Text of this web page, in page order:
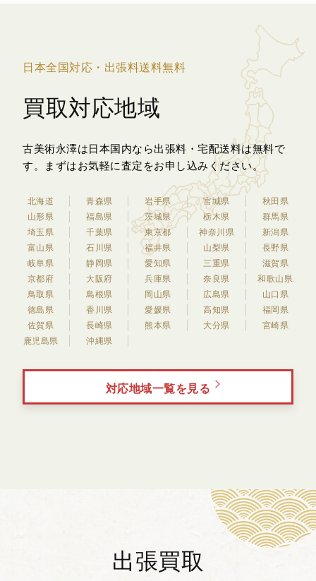
日本全国対応・出張料送料無料
買取対応地域
古美術永澤は日本国内なら出張料・宅配送料は無料で
す。
まずはお気軽に査定をお申し込みください。
北海道 青森県 岩手県 宮城県
秋田県
山形県
福島県 茨城県 栃木県
群馬県
埼玉県
千葉県 東京都 神奈川県
新潟県
富山県
石川県 福井県 山梨県
長野県
岐阜県
静岡県 愛知県 三重県
滋賀県
京都府
大阪府 兵庫県 奈良県
和歌山県
鳥取県
島根県 岡山県 広島県
山口県
徳島県
香川県 愛媛県 高知県
福岡県
佐賀県
長崎県 熊本県 大分県
宮崎県
鹿児島県
沖縄県
対応地域一覧を見る
出張買取